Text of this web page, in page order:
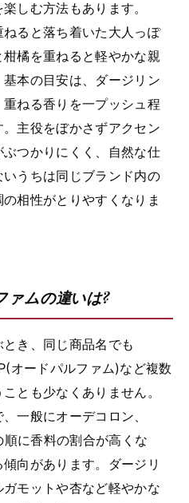
しむ方法もあります。
ると落ち着いた大人っぽ
橘を重ねると軽やかな親
本の目安は、ダージリン
ねる香りを一プッシュ程
主役をぼかさずアクセン
ぶつかりにくく、自然な仕
うちは同じブランド内の
相性がとりやすくなりま
ァムの違いは?
き、同じ商品名でも
オードパルファム)など複数
とも少なくありません。
一般にオーデコロン、
に香料の割合が高くな
向があります。ダージリ
モットや杏など軽やかな